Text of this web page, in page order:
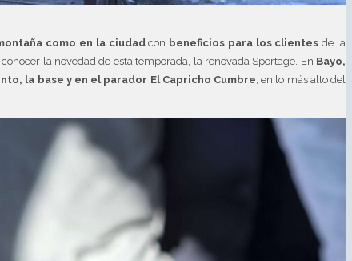
como en la ciudadcon beneficios para los clientesde la
la novedad de esta temporada, la renovada Sportage. En Bayo,
la base y en el parador El Capricho Cumbre , en lo más alto del